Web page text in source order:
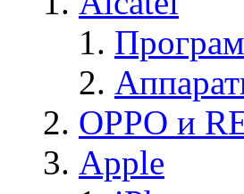
OPPO и
Apple